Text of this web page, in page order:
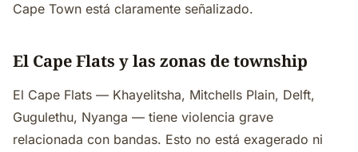
Cape Town está claramente señalizado.
El Cape Flats y las zonas de township
El Cape Flats — Khayelitsha, Mitchells Plain, Delft,
Gugulethu, Nyanga — tiene violencia grave
relacionada con bandas. Esto no está exagerado ni